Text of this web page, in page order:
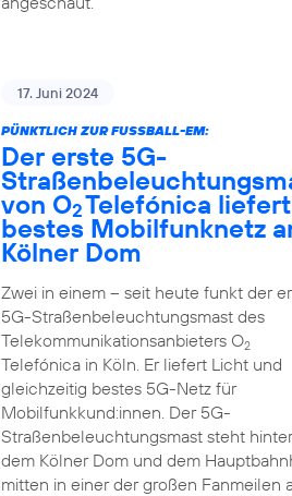
17. Juni 2024
PÜNKTLICH ZUR FUSSBALL-EM:
Der erste 5G-
von O2Telefónica liefert
bestes Mobilfunknetz
Kölner Dom
Zwei in einem – seit heute funkt der
5G-Straßenbeleuchtungsmast des
Telekommunikationsanbieters O2
Telefónica in Köln. Er liefert Licht und
gleichzeitig bestes 5G-Netz für
Mobilfunkkund:innen. Der 5G-
Straßenbeleuchtungsmast steht hinter
dem Kölner Dom und dem
mitten in einer der großen Fanmeilen